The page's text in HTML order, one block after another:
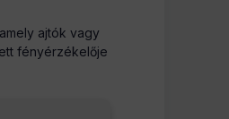
ajtók vagy
fényérzékelője